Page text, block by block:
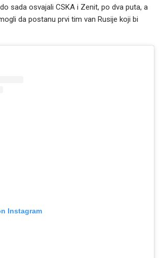
sada osvajali CSKA i Zenit, po dva puta, a
da postanu prvi tim van Rusije koji bi
Instagram